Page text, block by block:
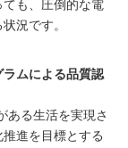
ても、圧倒的な電
況です。
ムによる品質認
ある生活を実現さ
進を目標とする